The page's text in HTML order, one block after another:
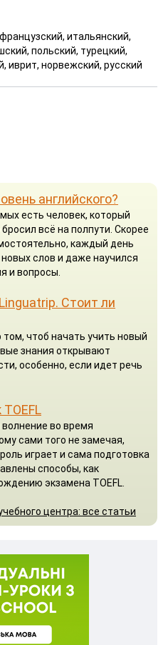
итальянский,
польский, турецкий,
иврит, норвежский, русский
английского?
есть человек, который
всё на полпути. Скорее
каждый день
слов и даже научился
и вопросы.
Стоит ли
чтоб начать учить новый
знания открывают
особенно, если идет речь
во время
сами того не замечая,
играет и сама подготовка
способы, как
экзамена TOEFL.
центра: все статьи